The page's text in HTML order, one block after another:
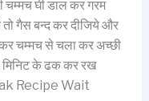
घी डाल कर गरम
गैस बन्द कर दीजिये और
चम्मच से चला कर अच्छी
मिनिट के ढक कर रख
Recipe Wait